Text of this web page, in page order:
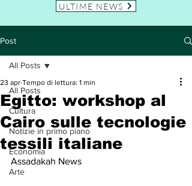
ULTIME NEWS
Post
All Posts
Cultura
Notizie in primo piano
Economia
Arte
All Posts
Egitto: workshop al
Cairo sulle tecnologie
tessili italiane
23 apr Tempo di lettura: 1 min
Assadakah News